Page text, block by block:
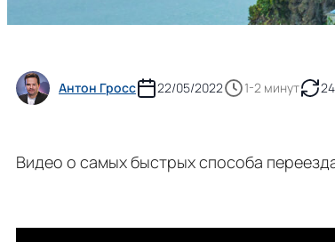
Антон Гросс 22/05/2022 1-2 минут
Видео о самых быстрых способа